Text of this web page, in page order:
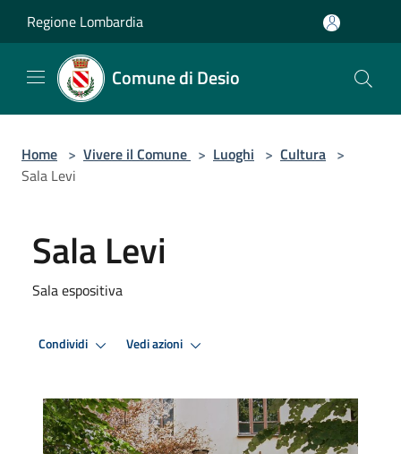
Regione Lombardia
Comune di Desio
Home > Vivere il Comune > Luoghi > Cultura >
Sala Levi
Sala Levi
Sala espositiva
Condividi Vedi azioni